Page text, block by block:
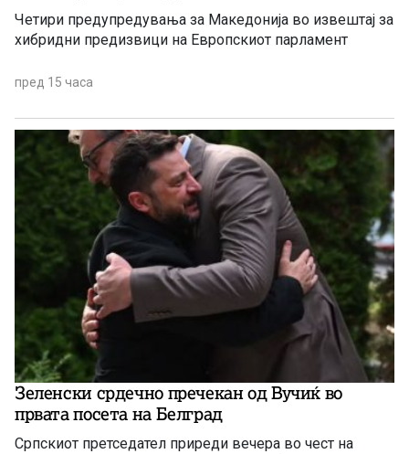
Четири предупредувања за Македонија во извештај за
хибридни предизвици на Европскиот парламент
пред 15 часа
Зеленски срдечно пречекан од Вучиќ во
првата посета на Белград
Српскиот претседател приреди вечера во чест на